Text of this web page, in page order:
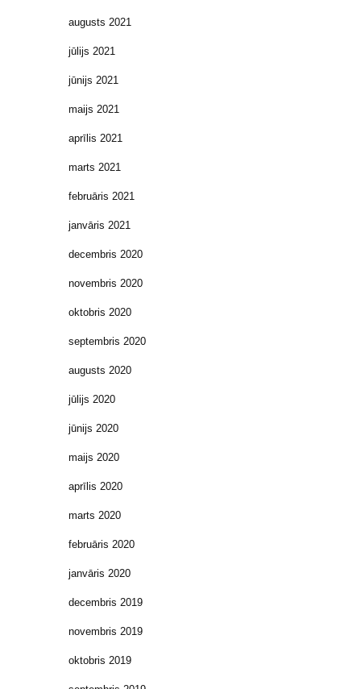
augusts 2021
jūlijs 2021
jūnijs 2021
maijs 2021
aprīlis 2021
marts 2021
februāris 2021
janvāris 2021
decembris 2020
novembris 2020
oktobris 2020
septembris 2020
augusts 2020
jūlijs 2020
jūnijs 2020
maijs 2020
aprīlis 2020
marts 2020
februāris 2020
janvāris 2020
decembris 2019
novembris 2019
oktobris 2019